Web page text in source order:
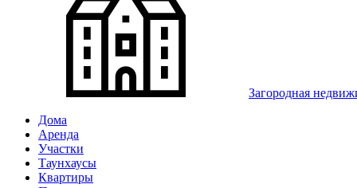
Загородная
Дома
Аренда
Участки
Таунхаусы
Квартиры